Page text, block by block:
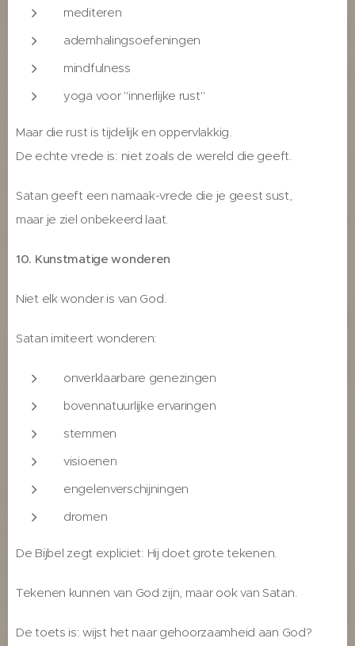
mediteren
ademhalingsoefeningen
mindfulness
yoga voor "innerlijke rust"
Maar die rust is tijdelijk en oppervlakkig.
De echte vrede is: niet zoals de wereld die geeft.
Satan geeft een namaak-vrede die je geest sust,
maar je ziel onbekeerd laat.
10. Kunstmatige wonderen
Niet elk wonder is van God.
Satan imiteert wonderen:
onverklaarbare genezingen
bovennatuurlijke ervaringen
stemmen
visioenen
engelenverschijningen
dromen
De Bijbel zegt expliciet: Hij doet grote tekenen.
Tekenen kunnen van God zijn, maar ook van Satan.
De toets is: wijst het naar gehoorzaamheid aan God?